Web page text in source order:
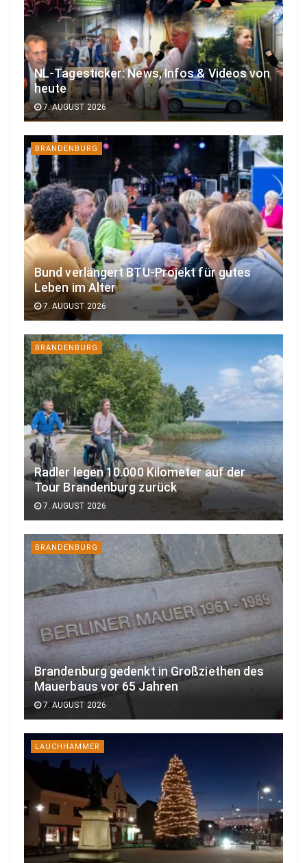
NL-Tagesticker: News, Infos & Videos von
heute
7. AUGUST 2026
BRANDENBURG
Bund verlängert BTU-Projekt für gutes
Leben im Alter
7. AUGUST 2026
BRANDENBURG
Radler legen 10.000 Kilometer auf der
Tour Brandenburg zurück
7. AUGUST 2026
BRANDENBURG
Brandenburg gedenkt in Großziethen des
Mauerbaus vor 65 Jahren
7. AUGUST 2026
LAUCHHAMMER